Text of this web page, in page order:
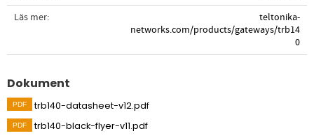
Läs mer
teltonika-
networks.com/products/gateways/trb14
0
Dokument
trb140-datasheet-v12.pdf
trb140-black-flyer-v11.pdf